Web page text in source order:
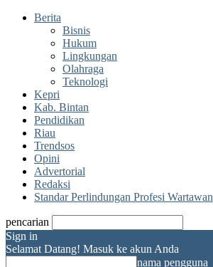
Berita
Bisnis
Hukum
Lingkungan
Olahraga
Teknologi
Kepri
Kab. Bintan
Pendidikan
Riau
Trendsos
Opini
Advertorial
Redaksi
Standar Perlindungan Profesi Wartawan
pencarian
Sign in
Selamat Datang! Masuk ke akun Anda
nama pengguna